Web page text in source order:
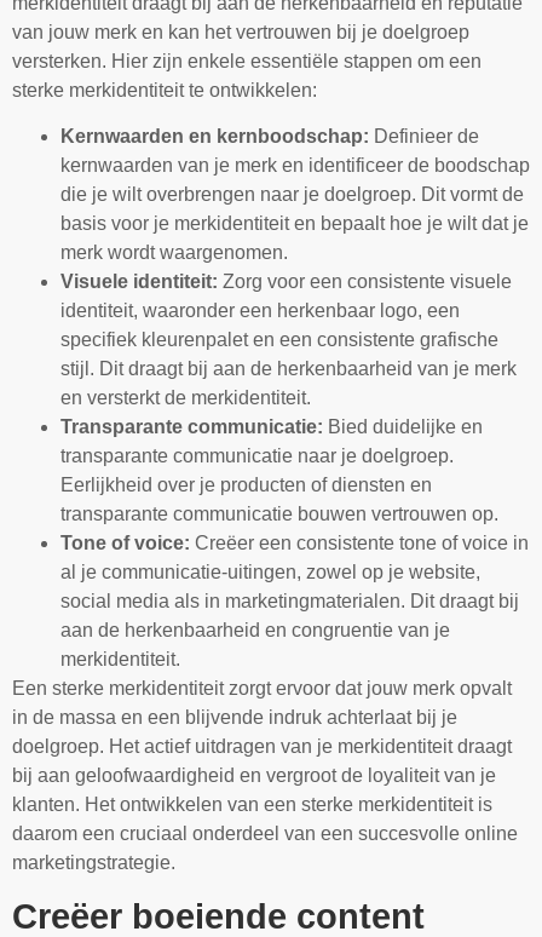
van jouw merk en kan het vertrouwen bij je doelgroep
versterken. Hier zijn enkele essentiële stappen om een
sterke merkidentiteit te ontwikkelen:
Kernwaarden en kernboodschap: Definieer de
kernwaarden van je merk en identificeer de boodschap
die je wilt overbrengen naar je doelgroep. Dit vormt de
basis voor je merkidentiteit en bepaalt hoe je wilt dat je
merk wordt waargenomen.
Visuele identiteit: Zorg voor een consistente visuele
identiteit, waaronder een herkenbaar logo, een
specifiek kleurenpalet en een consistente grafische
stijl. Dit draagt bij aan de herkenbaarheid van je merk
en versterkt de merkidentiteit.
Transparante communicatie: Bied duidelijke en
transparante communicatie naar je doelgroep.
Eerlijkheid over je producten of diensten en
transparante communicatie bouwen vertrouwen op.
Tone of voice: Creëer een consistente tone of voice in
al je communicatie-uitingen, zowel op je website,
social media als in marketingmaterialen. Dit draagt bij
aan de herkenbaarheid en congruentie van je
merkidentiteit.
Een sterke merkidentiteit zorgt ervoor dat jouw merk opvalt
in de massa en een blijvende indruk achterlaat bij je
doelgroep. Het actief uitdragen van je merkidentiteit draagt
bij aan geloofwaardigheid en vergroot de loyaliteit van je
klanten. Het ontwikkelen van een sterke merkidentiteit is
daarom een cruciaal onderdeel van een succesvolle online
marketingstrategie.
Creëer boeiende content